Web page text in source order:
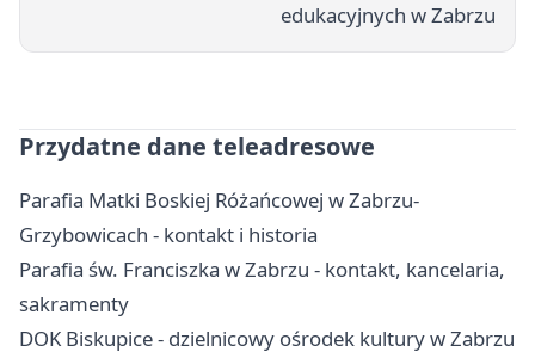
edukacyjnych w Zabrzu
Przydatne dane teleadresowe
Parafia Matki Boskiej Różańcowej w Zabrzu-
Grzybowicach - kontakt i historia
Parafia św. Franciszka w Zabrzu - kontakt, kancelaria,
sakramenty
DOK Biskupice - dzielnicowy ośrodek kultury w Zabrzu